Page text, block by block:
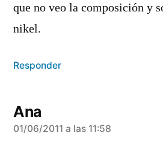
que no veo la composición y
nikel.
Responder
Ana
dice:
01/06/2011 a las 11:58